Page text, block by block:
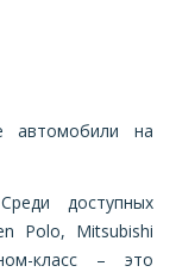
автомобили на
доступных
Polo, Mitsubishi
класс – это